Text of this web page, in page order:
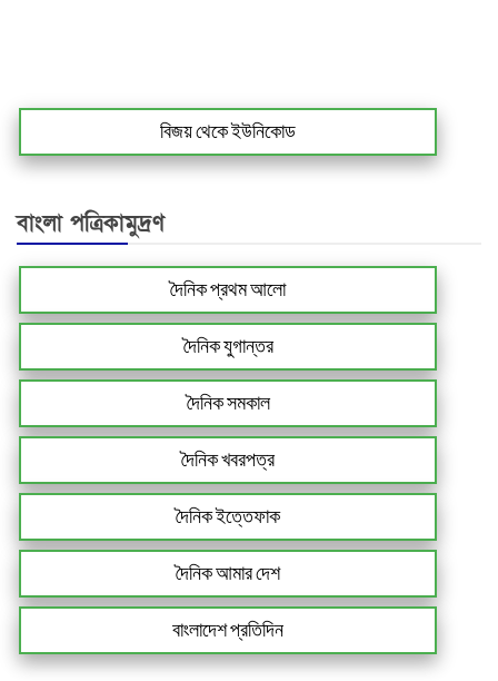
বিজয় থেকে ইউনিকোড
বাংলা পত্রিকামুদ্রণ
দৈনিক প্রথম আলো
দৈনিক যুগান্তর
দৈনিক সমকাল
দৈনিক খবরপত্র
দৈনিক ইত্তেফাক
দৈনিক আমার দেশ
বাংলাদেশ প্রতিদিন